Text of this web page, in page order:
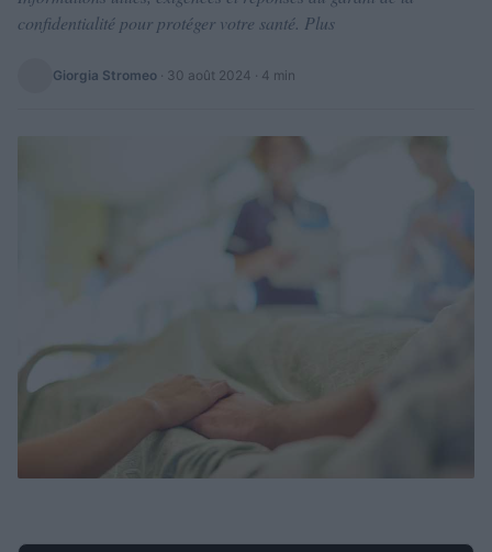
confidentialité pour protéger votre santé. Plus
Giorgia Stromeo · 30 août 2024 · 4 min